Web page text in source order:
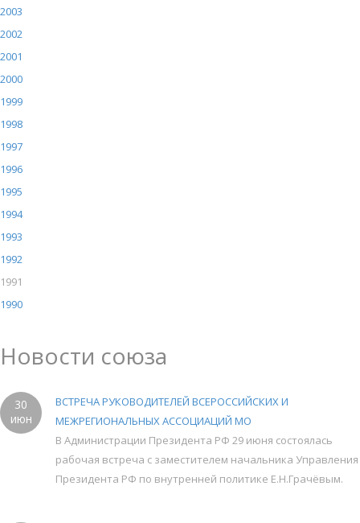
2003
2002
2001
2000
1999
1998
1997
1996
1995
1994
1993
1992
1991
1990
Новости союза
30
июн
ВСТРЕЧА РУКОВОДИТЕЛЕЙ ВСЕРОССИЙСКИХ И
МЕЖРЕГИОНАЛЬНЫХ АССОЦИАЦИЙ МО
В Администрации Президента РФ 29 июня состоялась
рабочая встреча с заместителем начальника Управления
Президента РФ по внутренней политике Е.Н.Грачёвым.